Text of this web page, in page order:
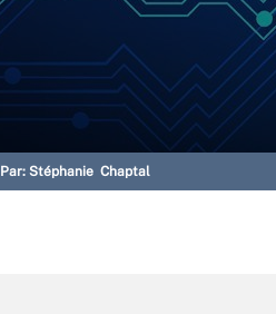
Par: Stéphanie Chaptal